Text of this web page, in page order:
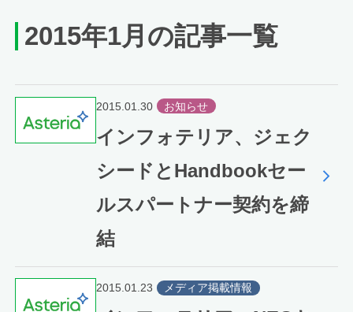
2015年1月の記事一覧
2015.01.30 お知らせ
インフォテリア、ジェク
シードとHandbookセー
ルスパートナー契約を締
結
2015.01.23 メディア掲載情報